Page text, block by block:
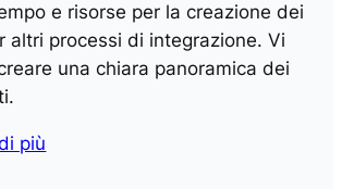
e risorse per la creazione dei
altri processi di integrazione. Vi
una chiara panoramica dei
più